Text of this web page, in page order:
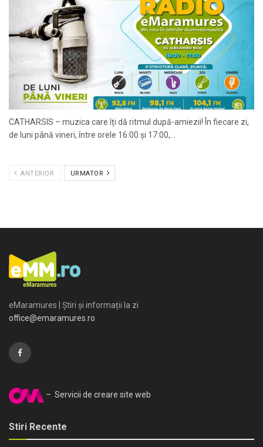
CATHARSIS – muzica care îți dă ritmul după-amiezii! În fiecare zi,
de luni până vineri, între orele 16:00 și 17:00,...
ANTERIOR URMATOR
eMaramures | Știri și informații la zi
office@emaramures.ro
– Servicii de creare site web
Stiri Recente